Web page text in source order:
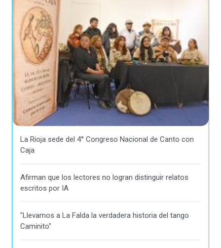
La Rioja sede del 4° Congreso Nacional de Canto con
Caja
Afirman que los lectores no logran distinguir relatos
escritos por IA
"Llevamos a La Falda la verdadera historia del tango
Caminito"